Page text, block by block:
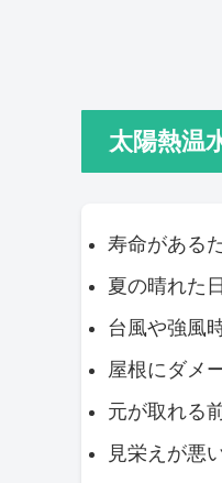
太陽熱温
寿命がある
夏の晴れた
台風や強風
屋根にダメ
元が取れる
見栄えが悪